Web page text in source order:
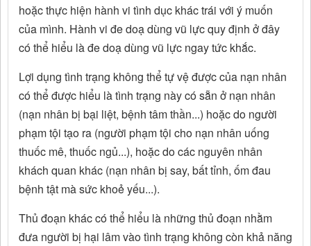
hoặc thực hiện hành vi tình dục khác trái với ý muốn
của mình. Hành vi đe doạ dùng vũ lực quy định ở đây
có thể hiểu là đe doạ dùng vũ lực ngay tức khắc.
Lợi dụng tình trạng không thể tự vệ được của nạn nhân
có thể được hiểu là tình trạng này có sẵn ở nạn nhân
(nạn nhân bị bại liệt, bệnh tâm thần...) hoặc do người
phạm tội tạo ra (người phạm tội cho nạn nhân uống
thuốc mê, thuốc ngủ...), hoặc do các nguyên nhân
khách quan khác (nạn nhân bị say, bất tỉnh, ốm đau
bệnh tật mà sức khoẻ yếu...).
Thủ đoạn khác có thể hiểu là những thủ đoạn nhằm
đưa người bị hại lâm vào tình trạng không còn khả năng